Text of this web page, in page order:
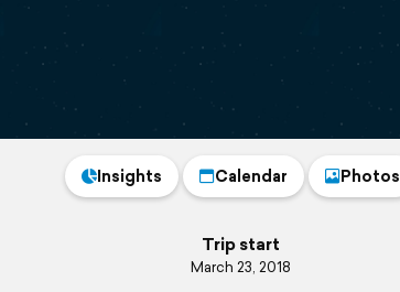
Insights Calendar Photos
Trip start
March 23, 2018